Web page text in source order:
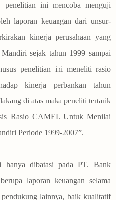
ini mencoba menguji
laporan keuangan dari unsur-
kinerja perusahaan yang
sejak tahun 1999 sampai
penelitian ini meneliti rasio
kinerja perbankan tahun
di atas maka peneliti tertarik
Rasio CAMEL Untuk Menilai
Periode 1999-2007”.
hanya dibatasi pada PT. Bank
laporan keuangan selama
lainnya, baik kualitatif